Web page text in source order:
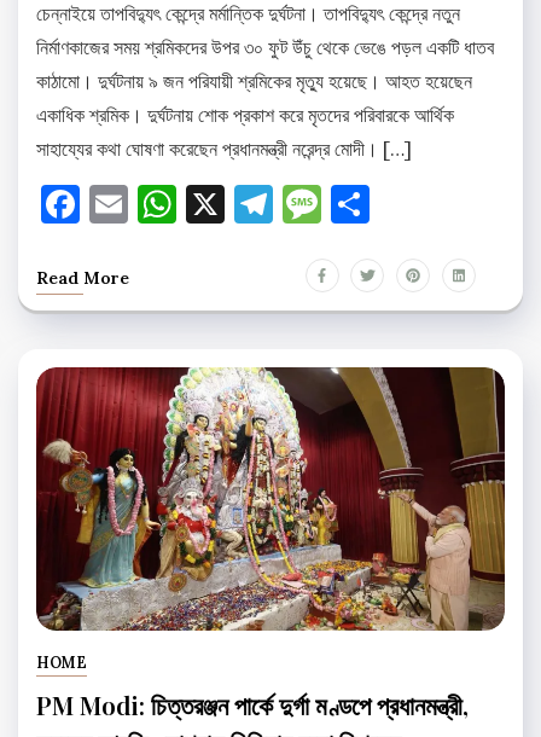
চেন্নাইয়ে তাপবিদ্যুৎ কেন্দ্রে মর্মান্তিক দুর্ঘটনা। তাপবিদ্যুৎ কেন্দ্রে নতুন
নির্মাণকাজের সময় শ্রমিকদের উপর ৩০ ফুট উঁচু থেকে ভেঙে পড়ল একটি ধাতব
কাঠামো। দুর্ঘটনায় ৯ জন পরিযায়ী শ্রমিকের মৃত্যু হয়েছে। আহত হয়েছেন
একাধিক শ্রমিক। দুর্ঘটনায় শোক প্রকাশ করে মৃতদের পরিবারকে আর্থিক
সাহায্যের কথা ঘোষণা করেছেন প্রধানমন্ত্রী নরেন্দ্র মোদী। […]
Facebook
EmailWhatsApp
X Telegram
Message
Read More
HOME
PM Modi: চিত্তরঞ্জন পার্কে দুর্গা মণ্ডপে প্রধানমন্ত্রী,